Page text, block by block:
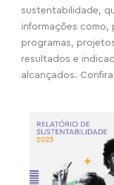
sustentabilidade,
informações como,
programas,
resultados e
alcançados.